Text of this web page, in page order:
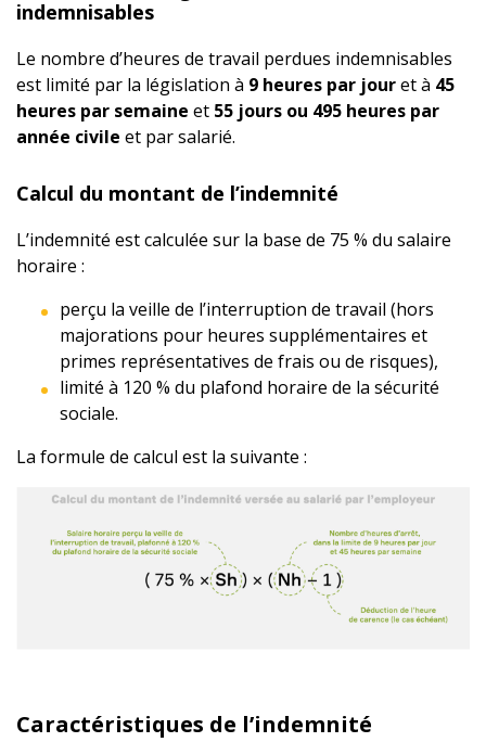
indemnisables
Le nombre d’heures de travail perdues indemnisables
est limité par la législation à 9 heures par jouret à 45
heures par semaine et 55 jours ou 495 heures par
année civile et par salarié.
Calcul du montant de l’indemnité
L’indemnité est calculée sur la base de 75 % du salaire
horaire :
perçu la veille de l’interruption de travail (hors
majorations pour heures supplémentaires et
primes représentatives de frais ou de risques),
limité à 120 % du plafond horaire de la sécurité
sociale.
La formule de calcul est la suivante :
Caractéristiques de l’indemnité